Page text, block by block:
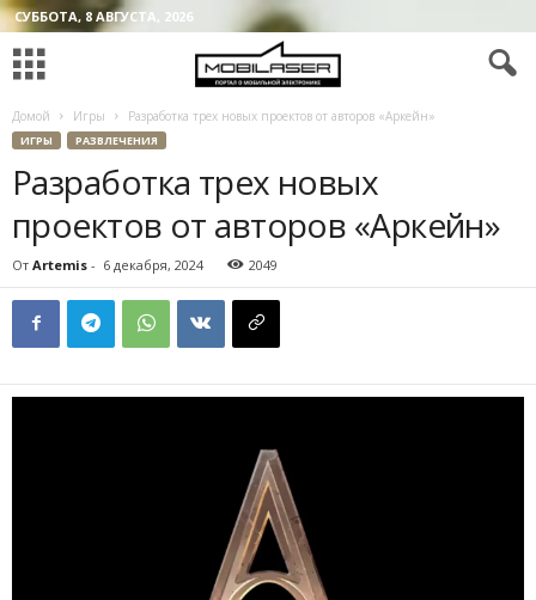
СУББОТА, 8 АВГУСТА, 2026
Домой Игры Разработка трех новых проектов от авторов «Аркейн»
ИГРЫ РАЗВЛЕЧЕНИЯ
Разработка трех новых
проектов от авторов «Аркейн»
От Artemis - 6 декабря, 2024 2049